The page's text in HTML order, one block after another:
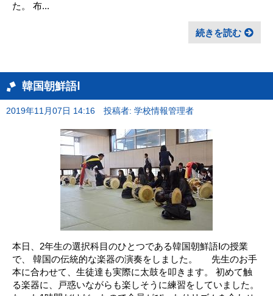
た。 布...
続きを読む
韓国朝鮮語Ⅰ
2019年11月07日 14:16 投稿者: 学校情報管理者
本日、2年生の選択科目のひとつである韓国朝鮮語Ⅰの授業
で、 韓国の伝統的な楽器の演奏をしました。 先生のお手
本に合わせて、生徒達も実際に太鼓を叩きます。 初めて触
る楽器に、戸惑いながらも楽しそうに練習をしていました。